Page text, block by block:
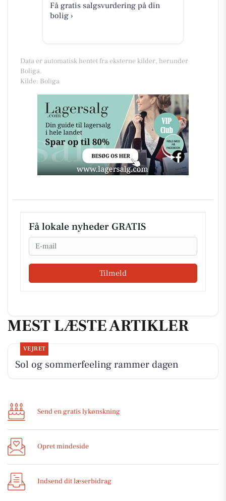
Få gratis salgsvurdering på din
bolig ›
Data er automatisk hentet fra eksterne kilder, herunder
Boliga.
Kilde: Boliga
Få lokale nyheder GRATIS
Email
Tilmeld
MEST LÆSTE ARTIKLER
VEJRET
Sol og sommerfeeling rammer dagen
Send en gratis lykønskning
Opret mindeside
Indsend dit læserbidrag